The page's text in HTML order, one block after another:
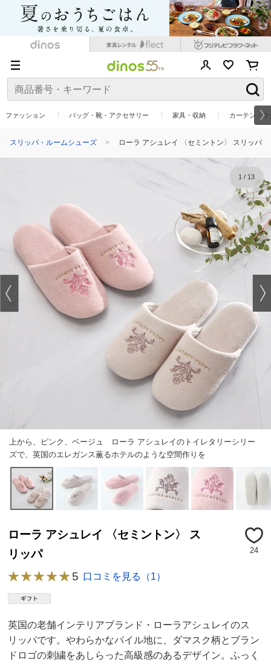
ファッション バッグ・靴・アクセサリー 家具・収納 カーテン・
スリッパ・ルームシューズ ローラ アシュレイ 〈セミントン〉 スリッパ
上から、ピンク、ベージュ ローラ アシュレイのトイレタリーシリー
ズで、英国のエレガンス薫るホテルのような空間作りを
1/ 13
ローラ アシュレイ 〈セミントン〉 ス
リッパ
24
5 口コミを見る（1）
英国の老舗インテリアブランド・ローラアシュレイのス
リッパです。やわらかなパイル地に、ダマスク柄とブラン
ドロゴの刺繍をあしらった高級感のあるデザイン。ふっく